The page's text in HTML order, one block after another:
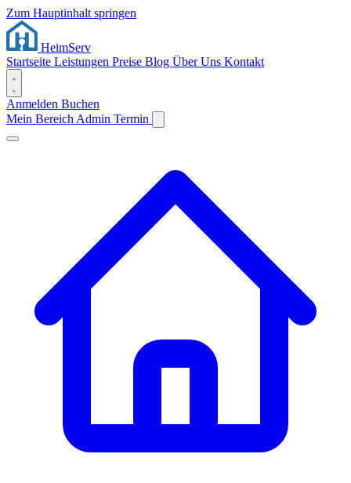
Zum Hauptinhalt springen
HeimServ
Startseite Leistungen Preise Blog Über Uns Kontakt
Anmelden Buchen
Mein Bereich Admin Termin